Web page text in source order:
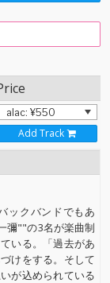
Add Track
ックバンドでもあ
彌""の3名が楽曲制
いる。「過去があ
けをする。そして
が込められている